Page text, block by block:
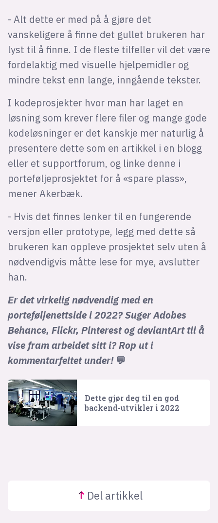
- Alt dette er med på å gjøre det
vanskeligere å finne det gullet brukeren har
lyst til å finne. I de fleste tilfeller vil det være
fordelaktig med visuelle hjelpemidler og
mindre tekst enn lange, inngående tekster.
I kodeprosjekter hvor man har laget en
løsning som krever flere filer og mange gode
kodeløsninger er det kanskje mer naturlig å
presentere dette som en artikkel i en blogg
eller et supportforum, og linke denne i
porteføljeprosjektet for å «spare plass»,
mener Akerbæk.
- Hvis det finnes lenker til en fungerende
versjon eller prototype, legg med dette så
brukeren kan oppleve prosjektet selv uten å
nødvendigvis måtte lese for mye, avslutter
han.
Er det virkelig nødvendig med en
porteføljenettside i 2022? Suger Adobes
Behance, Flickr, Pinterest og deviantArt til å
vise fram arbeidet sitt i? Rop ut i
kommentarfeltet under! 💬
Dette gjør deg til en god
backend-utvikler i 2022
Del artikkel